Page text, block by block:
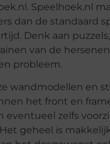
Speelhoek.nl
dan de standaard
Denk aan
van de
probleem.
wandmodellen en
het front en
zelfs
geheel is